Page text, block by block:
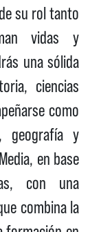
su rol tanto
vidas y
una sólida
ciencias
como
geografía y
en base
con una
combina la